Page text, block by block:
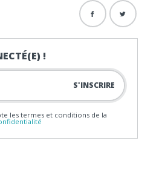
!
les termes et conditions de la